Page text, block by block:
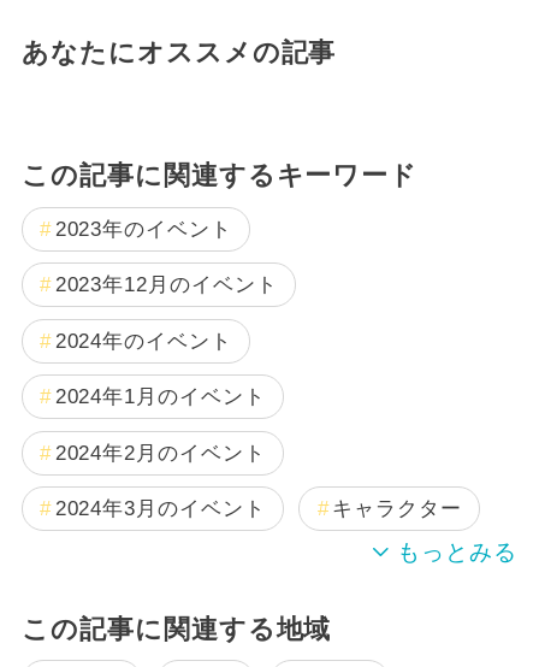
あなたにオススメの記事
この記事に関連するキーワード
2023年のイベント
2023年12月のイベント
2024年のイベント
2024年1月のイベント
2024年2月のイベント
2024年3月のイベント キャラクター
この記事に関連する地域